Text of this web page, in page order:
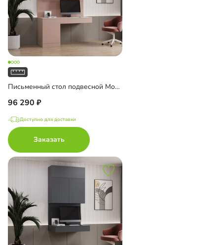
Письменный стол подвесной Мобаро-8
96 290
Доступно для доставки
Заказать